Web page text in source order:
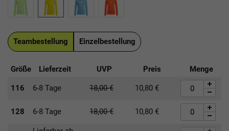
Teambestellung Einzelbestellung
Größe Lieferzeit UVP Preis Menge
116 6-8 Tage 18,00€ 10,80 €
128 6-8 Tage 18,00€ 10,80 €